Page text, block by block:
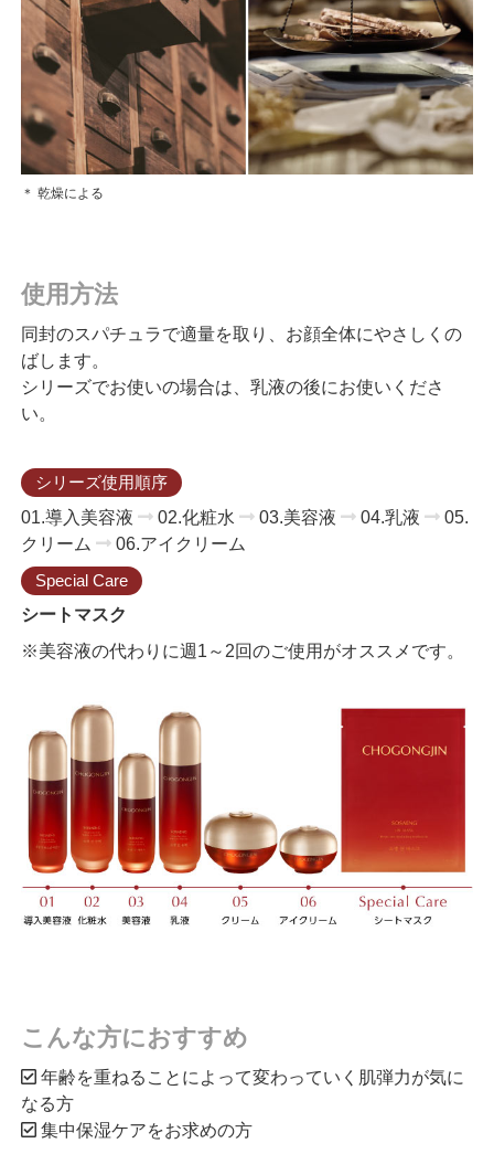
＊ 乾燥による
使用方法
同封のスパチュラで適量を取り、お顔全体にやさしくの
ばします。
シリーズでお使いの場合は、乳液の後にお使いくださ
い。
シリーズ使用順序
01.導入美容液
02.化粧水 03.美容液 04.乳液
05.
クリーム
06.アイクリーム
Special Care
シートマスク
※美容液の代わりに週1～2回のご使用がオススメです。
こんな方におすすめ
年齢を重ねることによって変わっていく肌弾力が気に
なる方
集中保湿ケアをお求めの方